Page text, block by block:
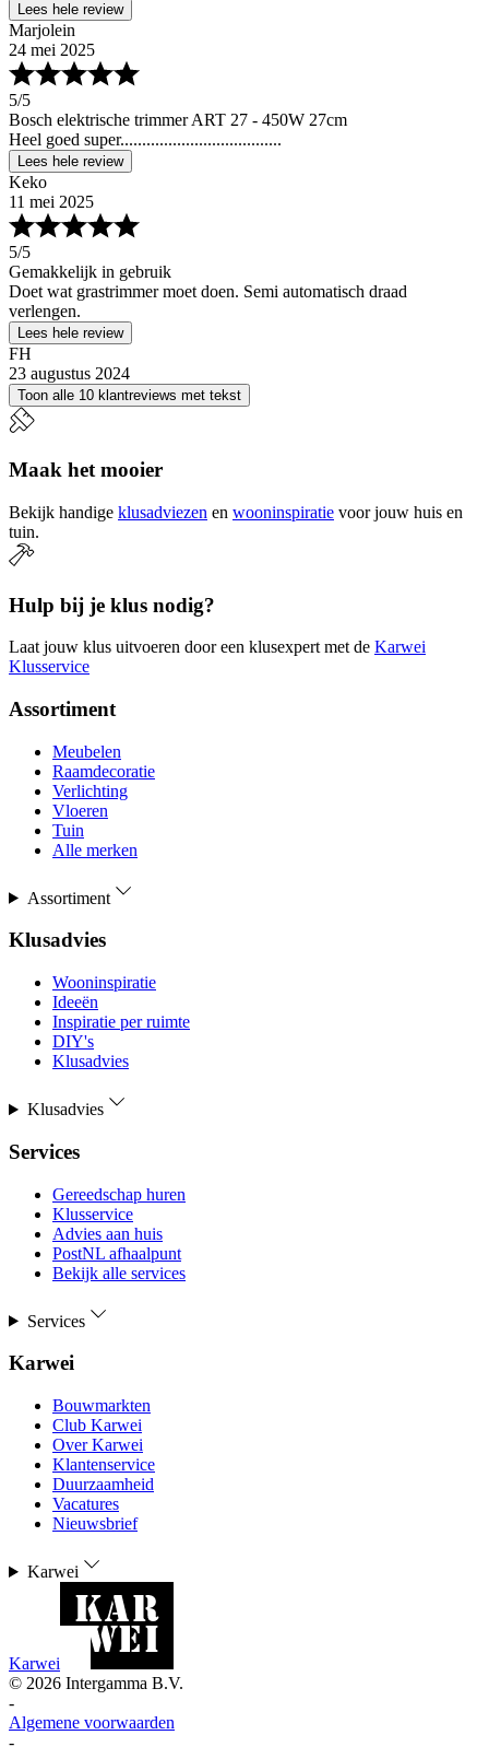
Lees hele review
Marjolein
24 mei 2025
5/5
Bosch elektrische trimmer ART 27 - 450W 27cm
Heel goed super.....................................
Lees hele review
Keko
11 mei 2025
5/5
Gemakkelijk in gebruik
Doet wat grastrimmer moet doen. Semi automatisch draad
verlengen.
Lees hele review
FH
23 augustus 2024
Toon alle 10 klantreviews met tekst
Maak het mooier
Bekijk handige klusadviezen en wooninspiratie voor jouw huis en
tuin.
Hulp bij je klus nodig?
Laat jouw klus uitvoeren door een klusexpert met de Karwei
Klusservice
Assortiment
Meubelen
Raamdecoratie
Verlichting
Vloeren
Tuin
Alle merken
Assortiment
Klusadvies
Wooninspiratie
Ideeën
Inspiratie per ruimte
DIY's
Klusadvies
Klusadvies
Services
Gereedschap huren
Klusservice
Advies aan huis
PostNL afhaalpunt
Bekijk alle services
Services
Karwei
Bouwmarkten
Club Karwei
Over Karwei
Klantenservice
Duurzaamheid
Vacatures
Nieuwsbrief
Karwei
Karwei
© 2026 Intergamma B.V.
-
Algemene voorwaarden
-